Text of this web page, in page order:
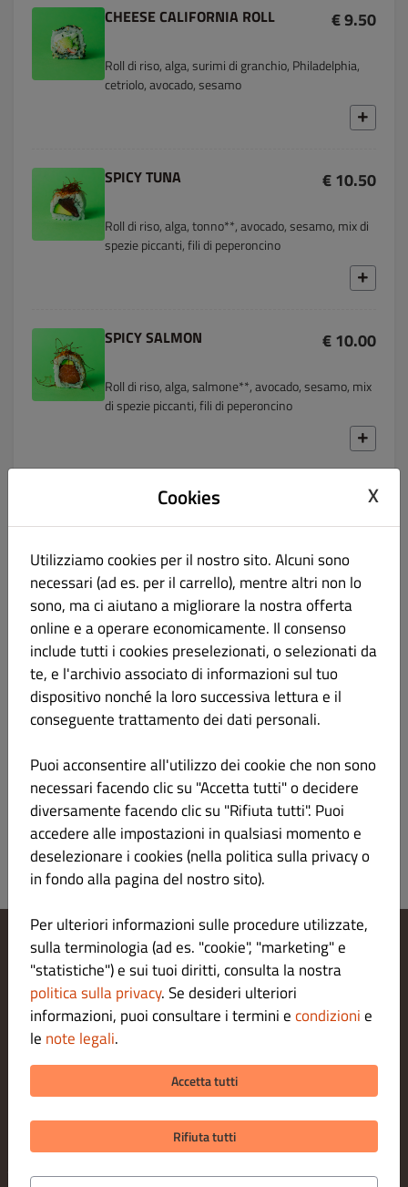
CHEESE CALIFORNIA ROLL € 9.50
Roll di riso, alga, surimi di granchio, Philadelphia,
cetriolo, avocado, sesamo
SPICY TUNA € 10.50
Roll di riso, alga, tonno**, avocado, sesamo, mix di
spezie piccanti, fili di peperoncino
SPICY SALMON € 10.00
Roll di riso, alga, salmone**, avocado, sesamo, mix
di spezie piccanti, fili di peperoncino
SASHIMI
POKE
MAKI (8pz)
GUNKAN 2pz
Salse e Monouso
Modifica le impostazioni dei cookie
Contattaci
Informativa sulla privacy
Termini e condizioni
Legal notice
© 2026 Mun Sushi Bar
Cookies X
Utilizziamo cookies per il nostro sito. Alcuni sono
necessari (ad es. per il carrello), mentre altri non lo
sono, ma ci aiutano a migliorare la nostra offerta
online e a operare economicamente. Il consenso
include tutti i cookies preselezionati, o selezionati da
te, e l'archivio associato di informazioni sul tuo
dispositivo nonché la loro successiva lettura e il
conseguente trattamento dei dati personali.
Puoi acconsentire all'utilizzo dei cookie che non sono
necessari facendo clic su "Accetta tutti" o decidere
diversamente facendo clic su "Rifiuta tutti". Puoi
accedere alle impostazioni in qualsiasi momento e
deselezionare i cookies (nella politica sulla privacy o
in fondo alla pagina del nostro sito).
Per ulteriori informazioni sulle procedure utilizzate,
sulla terminologia (ad es. "cookie", "marketing" e
"statistiche") e sui tuoi diritti, consulta la nostra
politica sulla privacy. Se desideri ulteriori
informazioni, puoi consultare i termini econdizionie
le note legali.
Accetta tutti
Rifiuta tutti